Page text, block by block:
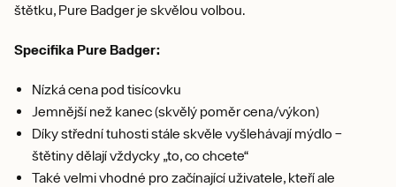
štětku, Pure Badger je skvělou volbou.
Specifika Pure Badger:
Nízká cena pod tisícovku
Jemnější než kanec (skvělý poměr cena/výkon)
Díky střední tuhosti stále skvěle vyšlehávají mýdlo –
štětiny dělají vždycky „to, co chcete“
Také velmi vhodné pro začínající uživatele, kteří ale